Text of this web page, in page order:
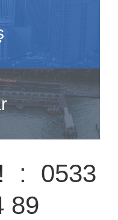
: 0533
89